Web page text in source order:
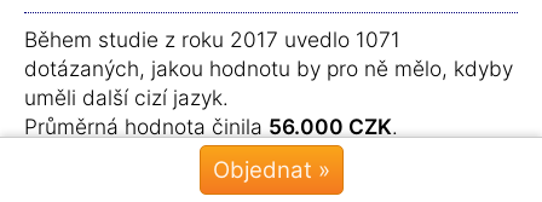
Objednat »
Během studie z roku 2017 uvedlo 1071
dotázaných, jakou hodnotu by pro ně mělo, kdyby
uměli další cizí jazyk.
Průměrná hodnota činila 56.000 CZK.
Časopis „The Economist“ dokonce spočítal, o kolik
Chat »